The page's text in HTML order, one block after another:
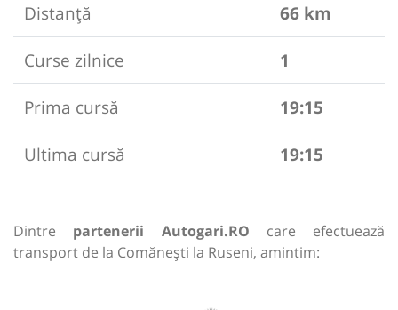
Distanță
66 km
Curse zilnice
1
Prima cursă
19:15
Ultima cursă
19:15
Dintre partenerii Autogari.RO care efectuează
transport de la Comănești la Ruseni, amintim: